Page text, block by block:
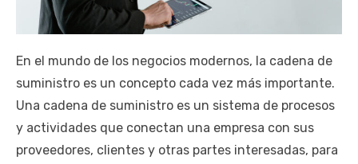
En el mundo de los negocios modernos, la cadena de
suministro es un concepto cada vez más importante.
Una cadena de suministro es un sistema de procesos
y actividades que conectan una empresa con sus
proveedores, clientes y otras partes interesadas, para